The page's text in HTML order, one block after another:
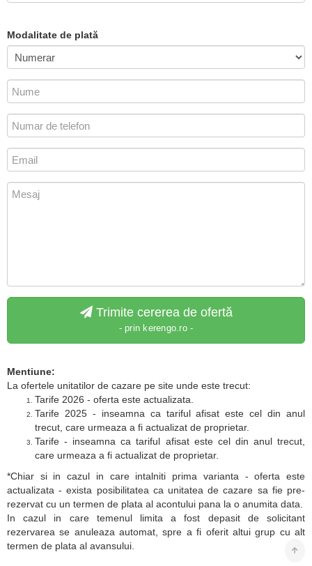
Modalitate de plată
Trimite cererea de ofertă
- prin kerengo.ro -
Mentiune:
La ofertele unitatilor de cazare pe site unde este trecut:
Tarife 2026 - oferta este actualizata.
Tarife 2025 - inseamna ca tariful afisat este cel din anul
trecut, care urmeaza a fi actualizat de proprietar.
Tarife - inseamna ca tariful afisat este cel din anul trecut,
care urmeaza a fi actualizat de proprietar.
*Chiar si in cazul in care intalniti prima varianta - oferta este
actualizata - exista posibilitatea ca unitatea de cazare sa fie pre-
rezervat cu un termen de plata al acontului pana la o anumita data.
In cazul in care temenul limita a fost depasit de solicitant
rezervarea se anuleaza automat, spre a fi oferit altui grup cu alt
termen de plata al avansului.